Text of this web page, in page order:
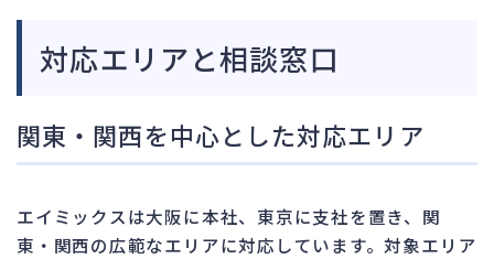
対応エリアと相談窓口
関東・関西を中心とした対応エリア
エイミックスは大阪に本社、東京に支社を置き、関
東・関西の広範なエリアに対応しています。対象エリア